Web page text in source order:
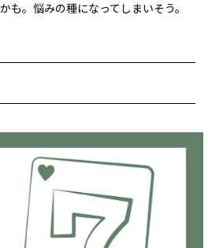
も。悩みの種になってしまいそう。